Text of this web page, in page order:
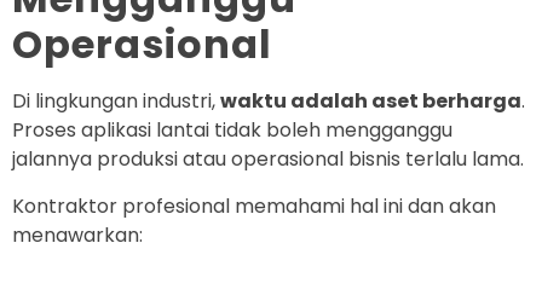
Operasional
Di lingkungan industri,waktu adalah aset berharga.
Proses aplikasi lantai tidak boleh mengganggu
jalannya produksi atau operasional bisnis terlalu lama.
Kontraktor profesional memahami hal ini dan akan
menawarkan: